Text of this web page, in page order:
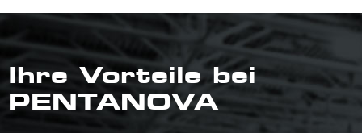
Ihre Vorteile bei
PENTANOVA